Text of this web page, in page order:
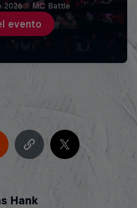
evento
2026 · MC Battle
Hank